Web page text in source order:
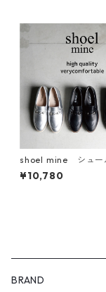
shoel mine シュー
ン ビットローファ
¥10,780
BRAND